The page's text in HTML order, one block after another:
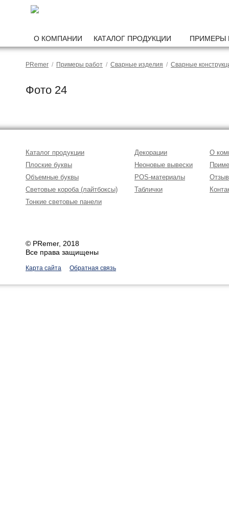
О КОМПАНИИ КАТАЛОГ ПРОДУКЦИИ ПРИМЕРЫ
PRemer / Примеры работ / Сварные изделия / Сварные
Фото 24
Каталог продукции
Плоские буквы
Объемные буквы
Световые короба (лайтбоксы)
Тонкие световые панели
Декорации
Неоновые вывески
POS-материалы
Таблички
О
© PRemer, 2018
Все права защищены
Карта сайта Обратная связь